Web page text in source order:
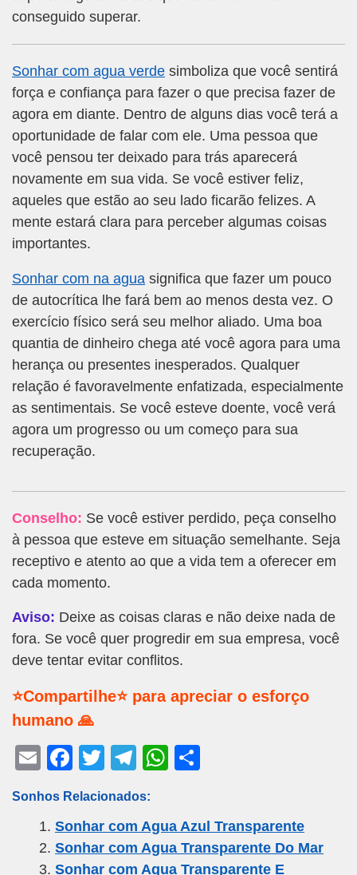
conseguido superar.
Sonhar com agua verde simboliza que você sentirá
força e confiança para fazer o que precisa fazer de
agora em diante. Dentro de alguns dias você terá a
oportunidade de falar com ele. Uma pessoa que
você pensou ter deixado para trás aparecerá
novamente em sua vida. Se você estiver feliz,
aqueles que estão ao seu lado ficarão felizes. A
mente estará clara para perceber algumas coisas
importantes.
Sonhar com na agua significa que fazer um pouco
de autocrítica lhe fará bem ao menos desta vez. O
exercício físico será seu melhor aliado. Uma boa
quantia de dinheiro chega até você agora para uma
herança ou presentes inesperados. Qualquer
relação é favoravelmente enfatizada, especialmente
as sentimentais. Se você esteve doente, você verá
agora um progresso ou um começo para sua
recuperação.
Conselho: Se você estiver perdido, peça conselho
à pessoa que esteve em situação semelhante. Seja
receptivo e atento ao que a vida tem a oferecer em
cada momento.
Aviso: Deixe as coisas claras e não deixe nada de
fora. Se você quer progredir em sua empresa, você
deve tentar evitar conflitos.
⭐Compartilhe⭐ para apreciar o esforço
humano 🙏
E
ail
F
c
e
b
T
tt
er
T
e
gr
a
W
s
A
e
Sonhos Relacionados:
Sonhar com Agua Azul Transparente
Sonhar com Agua Transparente Do Mar
Sonhar com Agua Transparente E